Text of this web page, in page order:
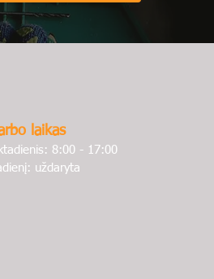
laikas
8:00 - 17:00
uždaryta